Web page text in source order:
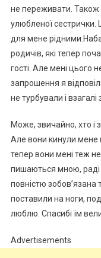
не переживати.
улюбленої сестрички.
для мене
родичів, які тепер
гості. Але мені цього
запрошення я
не турбували і
Може, звичайно, хто і
Але вони кинули
тепер вони мені теж не
пишаються мною, раді
повністю зобов’язана
поставили на ноги,
люблю. Спасибі їм
Advertisements